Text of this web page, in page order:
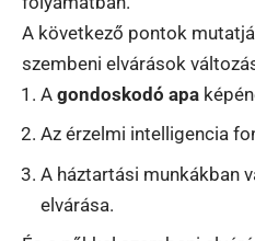
A következő pontok
szembeni elvárások
A gondoskodó apa
Az érzelmi intelligencia
A háztartási munkákban
elvárása.